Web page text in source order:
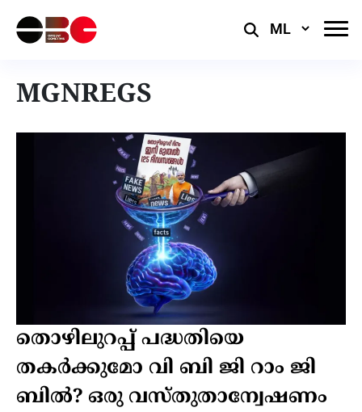
Select
MGNREGS
തൊഴിലുറപ്പ് പദ്ധതിയെ
തകർക്കുമോ വി ബി ജി റാം ജി
ബിൽ? ഒരു വസ്തുതാന്വേഷണം